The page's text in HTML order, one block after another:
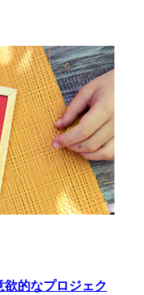
的なプロジェク